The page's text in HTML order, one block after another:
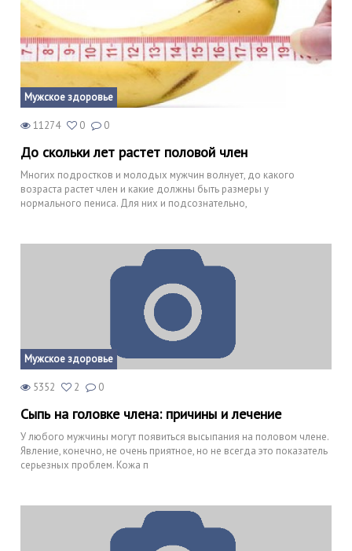
Мужское здоровье
11274 0 0
До скольки лет растет половой член
Многих подростков и молодых мужчин волнует, до какого
возраста растет член и какие должны быть размеры у
нормального пениса. Для них и подсознательно,
Мужское здоровье
5352 2 0
Сыпь на головке члена: причины и лечение
У любого мужчины могут появиться высыпания на половом члене.
Явление, конечно, не очень приятное, но не всегда это показатель
серьезных проблем. Кожа п